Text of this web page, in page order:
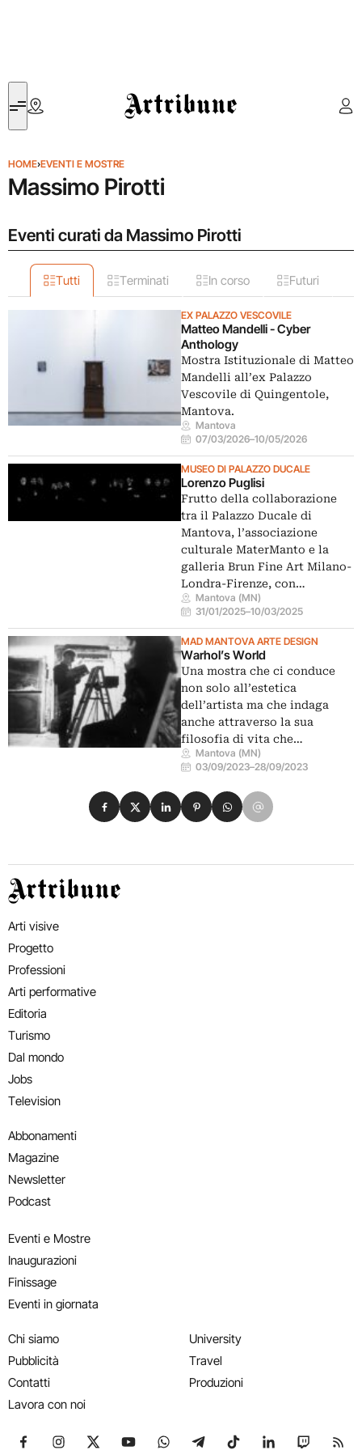
Artribune
HOME›EVENTI E MOSTRE
Massimo Pirotti
Eventi curati da Massimo Pirotti
Tutti Terminati In corso Futuri
EX PALAZZO VESCOVILE
Matteo Mandelli - Cyber
Anthology
Mostra Istituzionale di Matteo
Mandelli all’ex Palazzo
Vescovile di Quingentole,
Mantova.
Mantova
07/03/2026–10/05/2026
MUSEO DI PALAZZO DUCALE
Lorenzo Puglisi
Frutto della collaborazione
tra il Palazzo Ducale di
Mantova, l’associazione
culturale MaterManto e la
galleria Brun Fine Art Milano-
Londra-Firenze, con…
Mantova (MN)
31/01/2025–10/03/2025
MAD MANTOVA ARTE DESIGN
Warhol’s World
Una mostra che ci conduce
non solo all’estetica
dell’artista ma che indaga
anche attraverso la sua
filosofia di vita che…
Mantova (MN)
03/09/2023–28/09/2023
Condividi su Facebook
Condividi su X
Condividi su LinkedIn
Condividi su Pinterest
Condividi su WhatsApp
Condividi su Email
Artribune
Arti visive
Progetto
Professioni
Arti performative
Editoria
Turismo
Dal mondo
Jobs
Television
Abbonamenti
Magazine
Newsletter
Podcast
Eventi e Mostre
Inaugurazioni
Finissage
Eventi in giornata
Chi siamo
Pubblicità
Contatti
Lavora con noi
University
Travel
Produzioni
Seguici su Facebook
Seguici su Instagram
Seguici su X
Seguici su YouTube
Seguici su WhatsApp
Seguici su Telegram
Seguici su TikTok
Seguici su
Seguici